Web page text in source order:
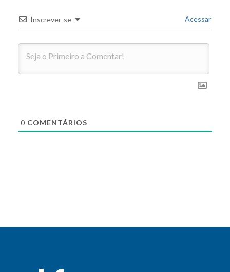
Inscrever-se Acessar
0 COMENTÁRIOS